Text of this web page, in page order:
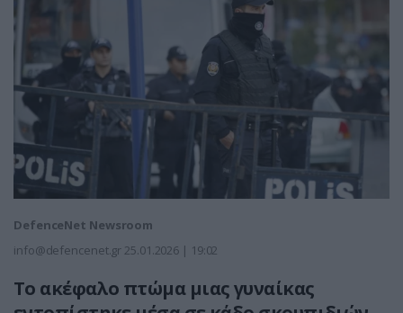
DefenceNet Newsroom
info@defencenet.gr 25.01.2026 | 19:02
Το ακέφαλο πτώμα μιας γυναίκας